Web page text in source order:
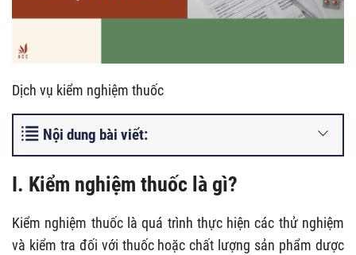
Dịch vụ kiểm nghiệm thuốc
Nội dung bài viết:
I. Kiểm nghiệm thuốc là gì?
Kiểm nghiệm thuốc là quá trình thực hiện các thử nghiệm
và kiểm tra đối với thuốc hoặc chất lượng sản phẩm dược